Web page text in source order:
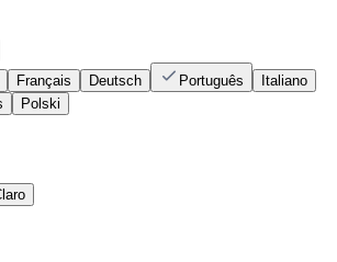
Français Deutsch Português
Italiano
Polski